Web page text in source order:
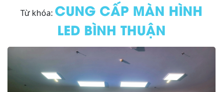
Từ khóa: CUNG CẤP MÀN HÌNH
LED BÌNH THUẬN